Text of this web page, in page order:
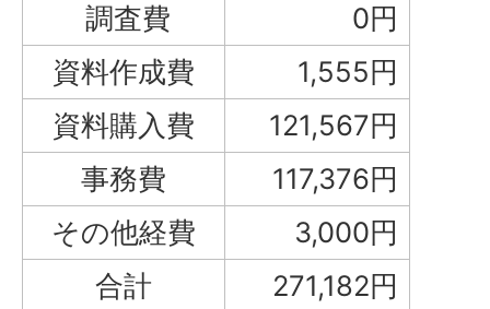
調査費
0円
資料作成費
1,555円
資料購入費
121,567円
事務費
117,376円
その他経費
3,000円
合計
271,182円